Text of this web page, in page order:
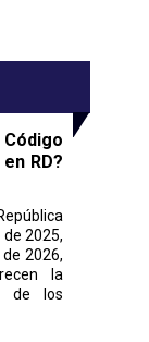
RD?
2025,
2026,
la
de los